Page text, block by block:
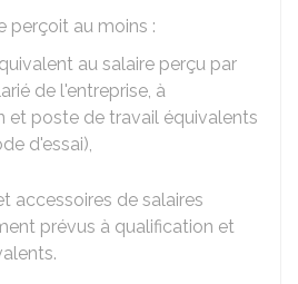
perçoit au moins :
au salaire perçu par
de l'entreprise, à
et poste de travail équivalents
d'essai),
accessoires de salaires
prévus à qualification et